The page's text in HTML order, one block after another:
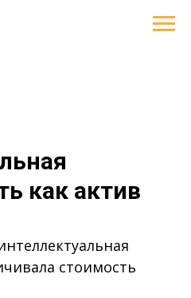
как актив
стоимость